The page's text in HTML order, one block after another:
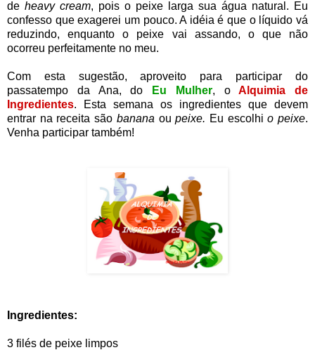
de heavy cream, pois o peixe larga sua água natural. Eu
confesso que exagerei um pouco. A idéia é que o líquido vá
reduzindo, enquanto o peixe vai assando, o que não
ocorreu perfeitamente no meu.
Com esta sugestão, aproveito para participar do
passatempo da Ana, do
Eu Mulher, oAlquimia de
Ingredientes. Esta semana os ingredientes que devem
entrar na receita são banana ou peixe. Eu escolhio peixe.
Venha participar também!
Ingredientes:
3 filés de peixe limpos